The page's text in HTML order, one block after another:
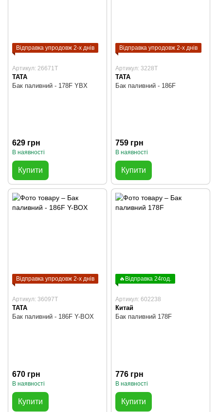
Відправка упродовж 2-х днів
Артикул: 26671T
TATA
Бак паливний - 178F YBX
629 грн
В наявності
Купити
Відправка упродовж 2-х днів
Артикул: 3228T
TATA
Бак паливний - 186F
759 грн
В наявності
Купити
Відправка упродовж 2-х днів
Артикул: 36097T
TATA
Бак паливний - 186F Y-BOX
670 грн
В наявності
Купити
🔥Відправка 24год.
Артикул: 602238
Китай
Бак паливний 178F
776 грн
В наявності
Купити